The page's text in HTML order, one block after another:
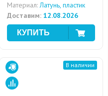
Материал:Латунь, пластик
Доставим: 12.08.2026
В наличии